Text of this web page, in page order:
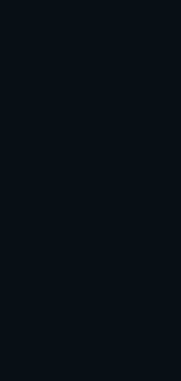
"Amici"
"La
da
"Sono
anni"